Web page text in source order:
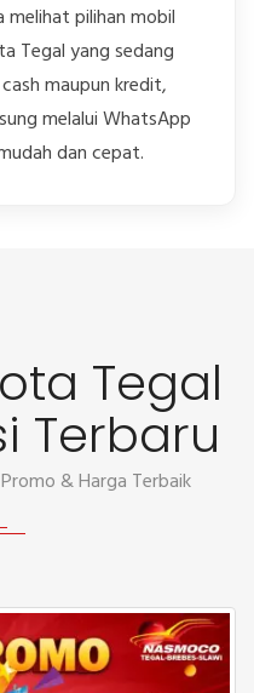
melihat pilihan mobil
Tegal yang sedang
maupun kredit,
melalui WhatsApp
dan cepat.
Tegal
Terbaru
& Harga Terbaik